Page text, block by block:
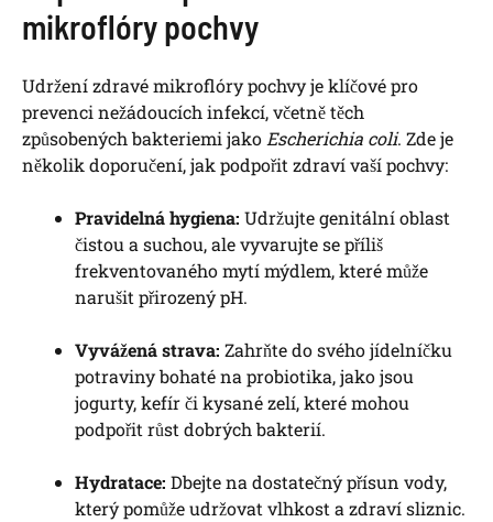
mikroflóry pochvy
Udržení zdravé mikroflóry pochvy je klíčové pro
prevenci nežádoucích infekcí, včetně těch
způsobených bakteriemi jako Escherichia coli. Zde je
několik doporučení, jak podpořit zdraví vaší pochvy:
Pravidelná hygiena: Udržujte genitální oblast
čistou a suchou, ale vyvarujte se příliš
frekventovaného mytí mýdlem, které může
narušit přirozený pH.
Vyvážená strava: Zahrňte do svého jídelníčku
potraviny bohaté na probiotika, jako jsou
jogurty, kefír či kysané zelí, které mohou
podpořit růst dobrých bakterií.
Hydratace: Dbejte na dostatečný přísun vody,
který pomůže udržovat vlhkost a zdraví sliznic.